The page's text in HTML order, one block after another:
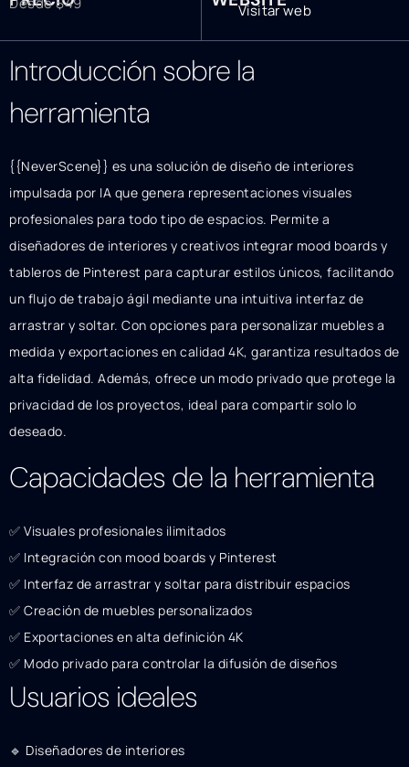
Visitar web
Introducción sobre la
herramienta
{{NeverScene}} es una solución de diseño de interiores
impulsada por IA que genera representaciones visuales
profesionales para todo tipo de espacios. Permite a
diseñadores de interiores y creativos integrar mood boards y
tableros de Pinterest para capturar estilos únicos, facilitando
un flujo de trabajo ágil mediante una intuitiva interfaz de
arrastrar y soltar. Con opciones para personalizar muebles a
medida y exportaciones en calidad 4K, garantiza resultados de
alta fidelidad. Además, ofrece un modo privado que protege la
privacidad de los proyectos, ideal para compartir solo lo
deseado.
Capacidades de la herramienta
✅ Visuales profesionales ilimitados
✅ Integración con mood boards y Pinterest
✅ Interfaz de arrastrar y soltar para distribuir espacios
✅ Creación de muebles personalizados
✅ Exportaciones en alta definición 4K
✅ Modo privado para controlar la difusión de diseños
Usuarios ideales
🔹 Diseñadores de interiores